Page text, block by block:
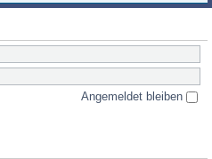
Angemeldet bleiben